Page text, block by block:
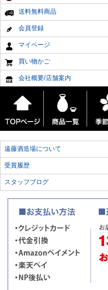
送料無料商品
会員登録
マイページ
買い物かご
会社概要/店舗案内
遠藤酒造場について
受賞履歴
スタッフブログ